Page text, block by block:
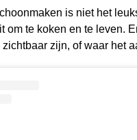
is niet het
om te koken en te leven.
zijn, of waar het